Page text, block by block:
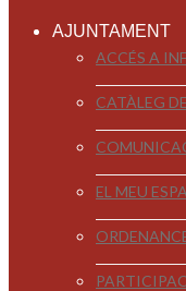
AJUNTAMENT
ACCÉS A
CATÀLEG
EL MEU